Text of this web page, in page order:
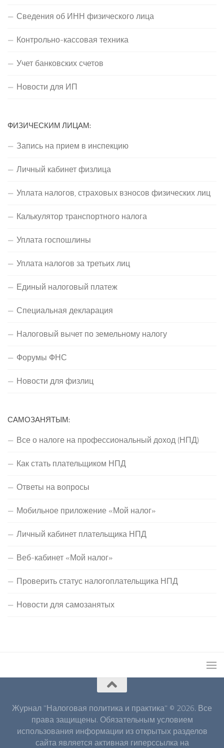
Сведения об ИНН физического лица
Контрольно-кассовая техника
Учет банковских счетов
Новости для ИП
ФИЗИЧЕСКИМ ЛИЦАМ:
Запись на прием в инспекцию
Личный кабинет физлица
Уплата налогов, страховых взносов физических лиц
Калькулятор транспортного налога
Уплата госпошлины
Уплата налогов за третьих лиц
Единый налоговый платеж
Специальная декларация
Налоговый вычет по земельному налогу
Форумы ФНС
Новости для физлиц
САМОЗАНЯТЫМ:
Все о налоге на профессиональный доход (НПД)
Как стать плательщиком НПД
Ответы на вопросы
Мобильное приложение «Мой налог»
Личный кабинет плательщика НПД
Веб-кабинет «Мой налог»
Проверить статус налогоплательщика НПД
Новости для самозанятых
Журнал "Налоговая политика и практика" © 2026. Все
права защищены. Обязательным условием
использования информации из открытых разделов
сайта является активная гиперссылка на